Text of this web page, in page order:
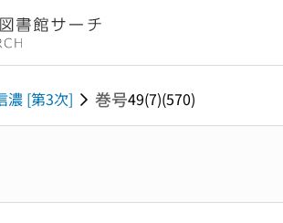
濃 [第3次] 巻号49(7)(570)